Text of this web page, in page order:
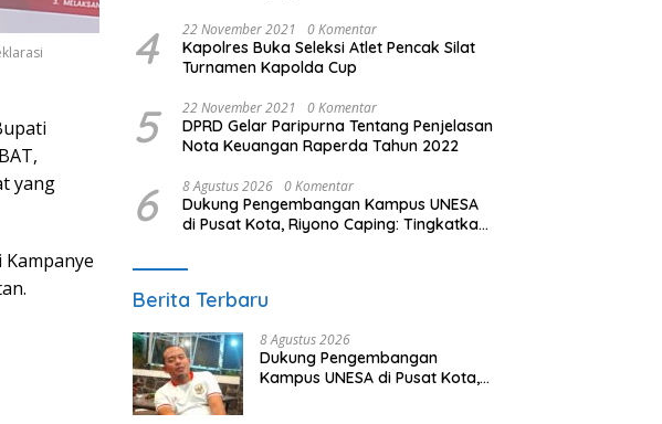
yang
4 22 November 2021 0 Komentar
Kapolres Buka Seleksi Atlet Pencak Silat
Turnamen Kapolda Cup
5 22 November 2021 0 Komentar
DPRD Gelar Paripurna Tentang Penjelasan
Nota Keuangan Raperda Tahun 2022
6 8 Agustus 2026 0 Komentar
Dukung Pengembangan Kampus UNESA
di Pusat Kota, Riyono Caping: Tingkatkan
Berita Terbaru
8 Agustus 2026
Dukung Pengembangan
Kampus UNESA di Pusat Kota,